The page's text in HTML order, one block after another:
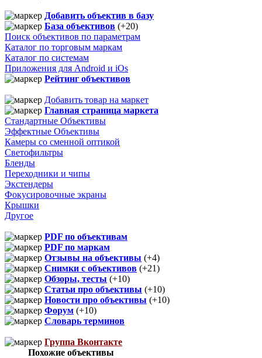
Добавить объектив в базу
База объективов (+20)
Поиск объективов по параметрам
Каталог по торговым маркам
Каталог по системам
Приложения для Android и iOs
Рейтинг объективов
Добавить товар на маркет
Главная страница маркета
Стандартные Объективы
Эффектные Объективы
Камеры со сменной оптикой
Светофильтры
Бленды
Переходники и чипы
Экстендеры
Фокусировочные экраны
Крышки
Другое
PDF по объективам
PDF по маркам
Отзывы на объективы (+4)
Снимки с объективов (+21)
Обзоры, тесты (+10)
Статьи про объективы (+10)
Новости про объективы (+10)
Форум (+10)
Словарь терминов
Группа Вконтакте
Похожие объективы